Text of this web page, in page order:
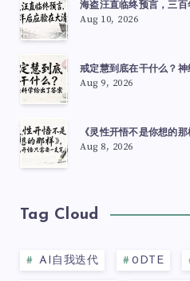
海盗汪直临终预言，三百
Aug 10, 2026
戒定慧到底在干什么？神
Aug 9, 2026
《灵性开悟不是你想的
Aug 8, 2026
Tag Cloud
AI自我迭代 0DTE